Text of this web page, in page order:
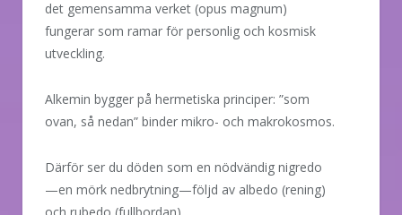
det gemensamma verket (opus magnum)
fungerar som ramar för personlig och kosmisk
utveckling.
Alkemin bygger på hermetiska principer: ”som
ovan, så nedan” binder mikro- och makrokosmos.
Därför ser du döden som en nödvändig nigredo
—en mörk nedbrytning—följd av albedo (rening)
och rubedo (fullbordan).